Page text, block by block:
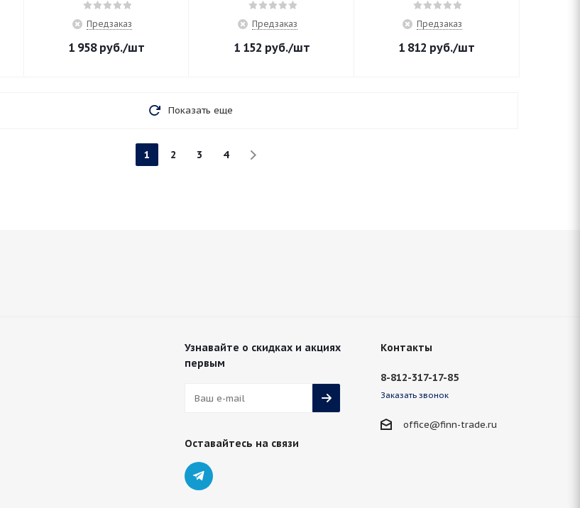
Предзаказ
1 958руб./шт
Предзаказ
1 152 руб./шт
Предзаказ
1 812 руб./шт
Показать еще
1 2 3 4
Узнавайте о скидках и акциях
первым
Оставайтесь на связи
Контакты
8-812-317-17-85
Заказать звонок
office@finn-trade.ru